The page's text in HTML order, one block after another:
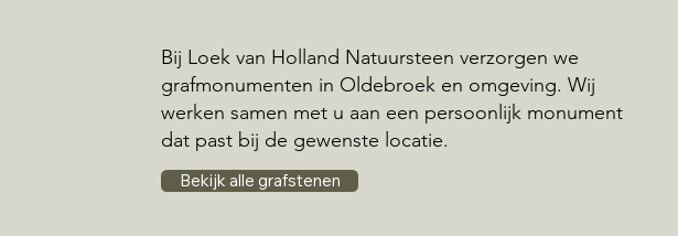
Bij Loek van Holland Natuursteen verzorgen we
grafmonumenten in Oldebroek en omgeving. Wij
werken samen met u aan een persoonlijk monument
dat past bij de gewenste locatie.
Bekijk alle grafstenen